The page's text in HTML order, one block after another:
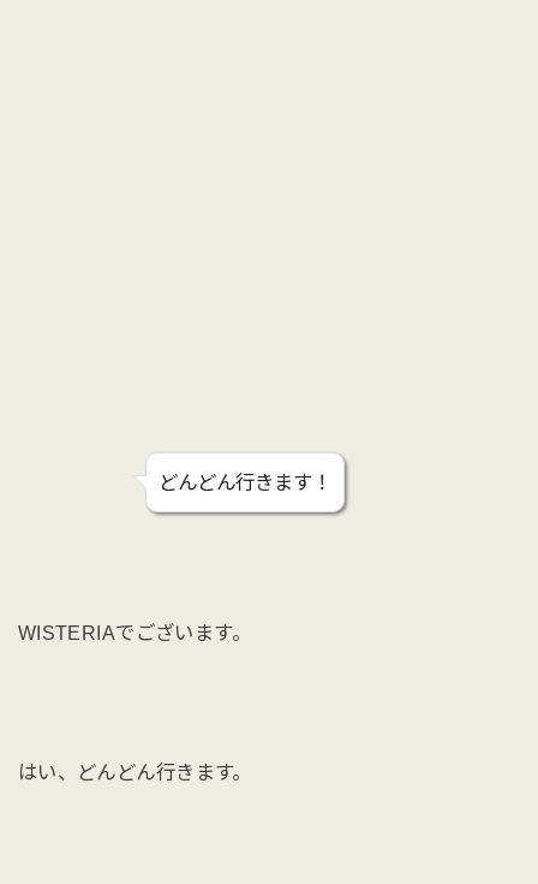
どんどん行きます！
WISTERIAでございます。
はい、どんどん行きます。